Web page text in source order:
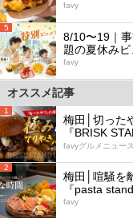
favy
5
8/10〜19｜
題の夏休みビ
favy
オススメ記事
1
梅田│切った
『BRISK
favyグルメニュース
2
梅田│喧騒を
『pasta
favy